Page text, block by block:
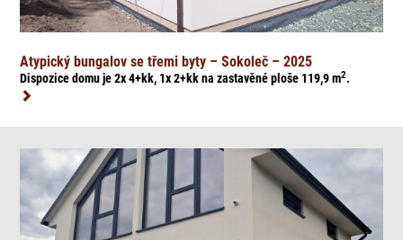
Atypický bungalov se třemi byty – Sokoleč – 2025
Dispozice domu je 2x 4+kk, 1x 2+kk na zastavěné ploše 119,9m2.